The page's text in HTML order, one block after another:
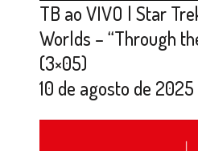
TB ao VIVO | Star
Worlds – “Through
(3×05)
10 de agosto de 2025